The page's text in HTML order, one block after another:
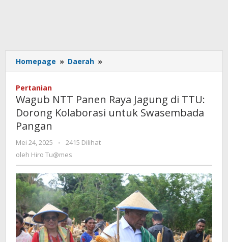
Homepage » Daerah »
NTT
Jagung
di
Swasembada
Pangan
Pertanian
Wagub NTT Panen Raya Jagung di TTU:
Dorong Kolaborasi untuk Swasembada
Pangan
Mei 24, 2025
oleh
Hiro
-
2415 Dilihat
oleh Hiro Tu@mes